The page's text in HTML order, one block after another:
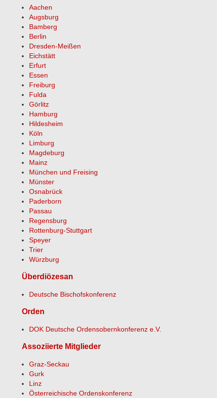
Aachen
Augsburg
Bamberg
Berlin
Dresden-Meißen
Eichstätt
Erfurt
Essen
Freiburg
Fulda
Görlitz
Hamburg
Hildesheim
Köln
Limburg
Magdeburg
Mainz
München und Freising
Münster
Osnabrück
Paderborn
Passau
Regensburg
Rottenburg-Stuttgart
Speyer
Trier
Würzburg
Überdiözesan
Deutsche Bischofskonferenz
Orden
DOK Deutsche Ordensobernkonferenz e.V.
Assoziierte Mitglieder
Graz-Seckau
Gurk
Linz
Österreichische Ordenskonferenz